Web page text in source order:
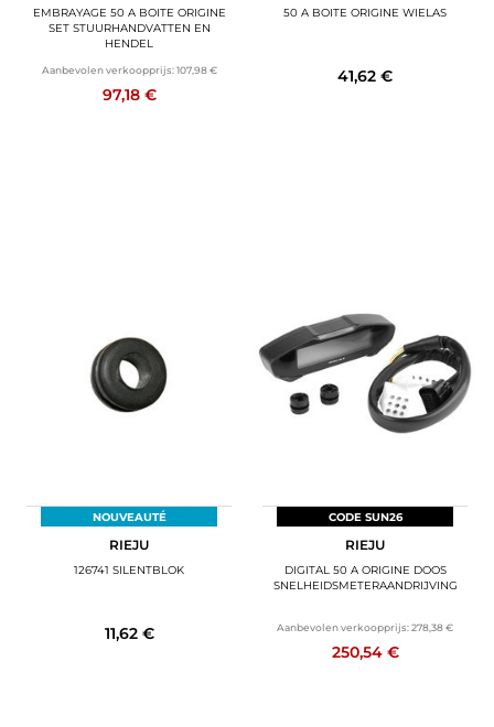
EMBRAYAGE 50 A BOITE ORIGINE
SET STUURHANDVATTEN EN
HENDEL
Aanbevolen verkoopprijs: 107,98 €
97,18 €
50 A BOITE ORIGINE WIELAS
41,62 €
NOUVEAUTÉ
RIEJU
126741 SILENTBLOK
11,62 €
CODE SUN26
RIEJU
DIGITAL 50 A ORIGINE DOOS
SNELHEIDSMETERAANDRIJVING
Aanbevolen verkoopprijs:278,38 €
250,54 €